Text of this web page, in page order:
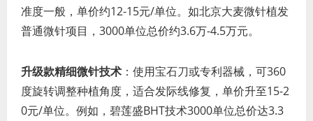
准度一般，单价约12-15元/单位。如北京大麦微针植发
普通微针项目，3000单位总价约3.6万-4.5万元。
升级款精细微针技术 ：使用宝石刀或专利器械，可360
度旋转调整种植角度，适合发际线修复，单价升至15-2
0元/单位。例如，碧莲盛BHT技术3000单位总价达3.3